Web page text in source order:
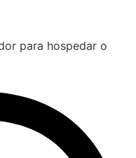
para hospedar o